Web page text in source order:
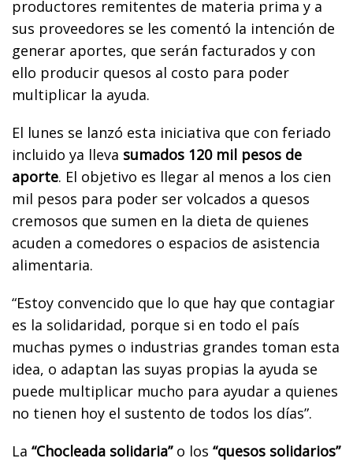
productores remitentes de materia prima y a
sus proveedores se les comentó la intención de
generar aportes, que serán facturados y con
ello producir quesos al costo para poder
multiplicar la ayuda.
El lunes se lanzó esta iniciativa que con feriado
incluido ya lleva sumados 120 mil pesos de
aporte. El objetivo es llegar al menos a los cien
mil pesos para poder ser volcados a quesos
cremosos que sumen en la dieta de quienes
acuden a comedores o espacios de asistencia
alimentaria.
“Estoy convencido que lo que hay que contagiar
es la solidaridad, porque si en todo el país
muchas pymes o industrias grandes toman esta
idea, o adaptan las suyas propias la ayuda se
puede multiplicar mucho para ayudar a quienes
no tienen hoy el sustento de todos los días”.
La “Chocleada solidaria”o los “quesos solidarios”